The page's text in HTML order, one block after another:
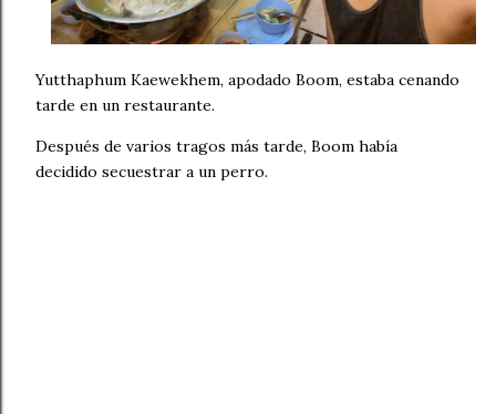
Yutthaphum Kaewekhem, apodado Boom, estaba cenando
tarde en un restaurante.
Después de varios tragos más tarde, Boom había
decidido secuestrar a un perro.